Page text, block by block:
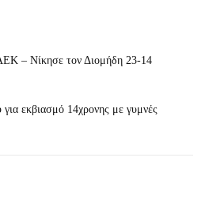
– Νίκησε τον Διομήδη 23-14
εκβιασμό 14χρονης με γυμνές